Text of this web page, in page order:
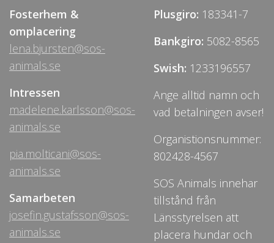
Fosterhem &
omplacering
lena.bjursten@sos-
animals.se
Intressen
madelene.karlsson@sos-
animals.se
pia.molticani@sos-
animals.se
Samarbeten
josefin.gustafsson@sos-
animals.se
Plusgiro: 183341-7
Bankgiro: 5082-8565
Swish: 1233196557
Ange alltid namn och
vad betalningen avser!
Organistionsnummer:
802428-4567
SOS Animals innehar
tillstånd från
Länsstyrelsen att
placera hundar och